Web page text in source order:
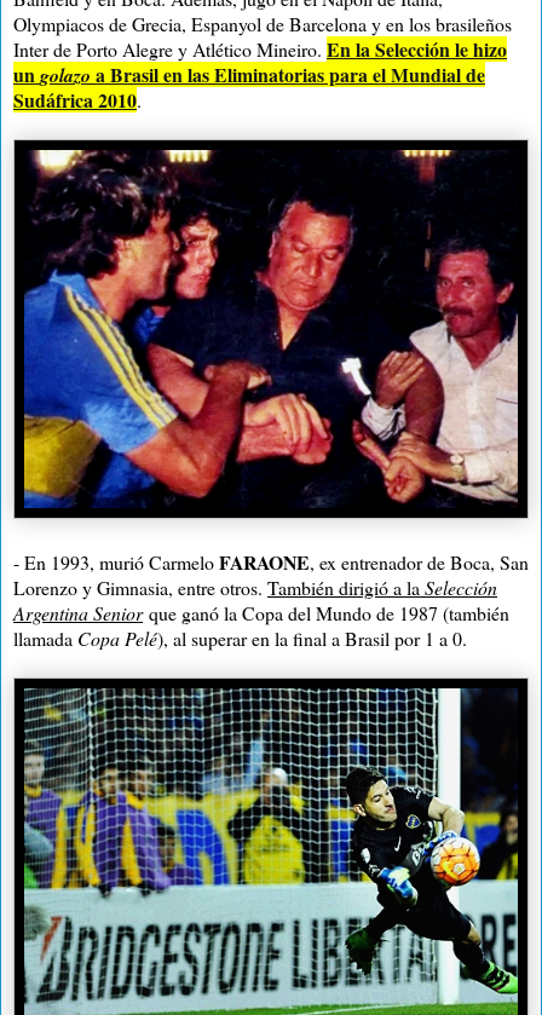
Olympiacos de Grecia, Espanyol de Barcelona y en los brasileños
Inter de Porto Alegre y Atlético Mineiro. En la Selección le hizo
un golazo a Brasil en las Eliminatorias para el Mundial de
Sudáfrica 2010.
- En 1993, murió CarmeloFARAONE, ex entrenador de Boca, San
Lorenzo y Gimnasia, entre otros. También dirigió alaSelección
ArgentinaSenior que ganóla Copadel Mundo de 1987 (también
llamada Copa Pelé), al superar en la final a Brasil por 1 a0.